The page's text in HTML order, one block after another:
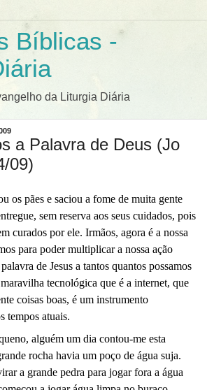
Bíblicas -
da Liturgia Diária
a Palavra de Deus (Jo
09)
os pães e saciou a fome de muita gente
sem reserva aos seus cuidados, pois
curados por ele. Irmãos, agora é a nossa
para poder multiplicar a nossa ação
de Jesus a tantos quantos possamos
tecnológica que é a internet, que
coisas boas, é um instrumento
tempos atuais.
alguém um dia contou-me esta
rocha havia um poço de água suja.
a grande pedra para jogar fora a água